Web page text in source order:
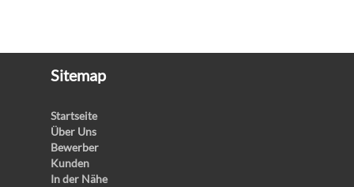
Sitemap
Startseite
Über Uns
Bewerber
Kunden
In der Nähe